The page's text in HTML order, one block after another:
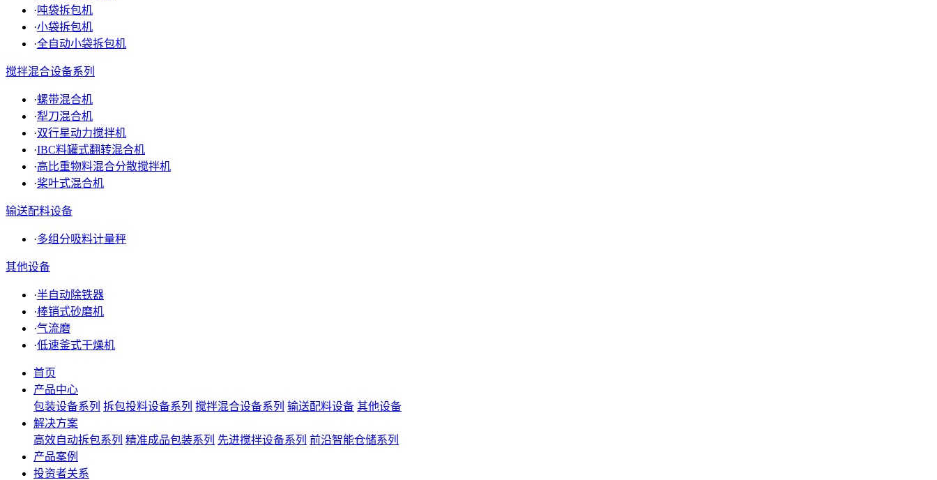
·吨袋拆包机
·小袋拆包机
·全自动小袋拆包机
搅拌混合设备系列
·螺带混合机
·犁刀混合机
·双行星动力搅拌机
·IBC料罐式翻转混合机
·高比重物料混合分散搅拌机
·桨叶式混合机
输送配料设备
·多组分吸料计量秤
其他设备
·半自动除铁器
·棒销式砂磨机
·气流磨
·低速釜式干燥机
首页
产品中心
包装设备系列 拆包投料设备系列 搅拌混合设备系列 输送配料设备 其他设备
解决方案
高效自动拆包系列 精准成品包装系列 先进搅拌设备系列 前沿智能仓储系列
产品案例
投资者关系